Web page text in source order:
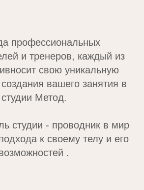
профессиональных
и тренеров, каждый из
свою уникальную
вашего занятия в
студии Метод.
студии - проводник в мир
к своему телу и его
.